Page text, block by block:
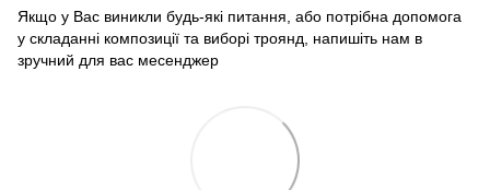
Якщо у Вас виникли будь-які питання, або потрібна допомога
у складанні композиції та виборі троянд, напишіть нам в
зручний для вас месенджер